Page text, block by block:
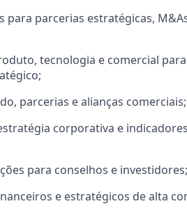
parcerias estratégicas,
tecnologia e comercial
parcerias e alianças comerciais;
corporativa e
para conselhos e investidores;
e estratégicos de alta